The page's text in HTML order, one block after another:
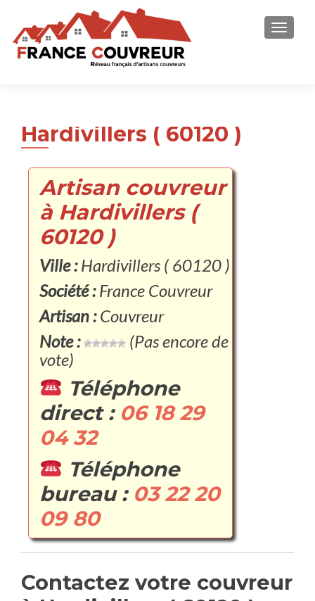
Hardivillers ( 60120 )
Artisan couvreur
à Hardivillers (
60120 )
Ville :Hardivillers ( 60120 )
Société :France Couvreur
Artisan :Couvreur
Note :
(Pas encore de
vote)
Téléphone
direct : 06 18 29
04 32
Téléphone
bureau : 03 22 20
09 80
Contactez votre couvreur